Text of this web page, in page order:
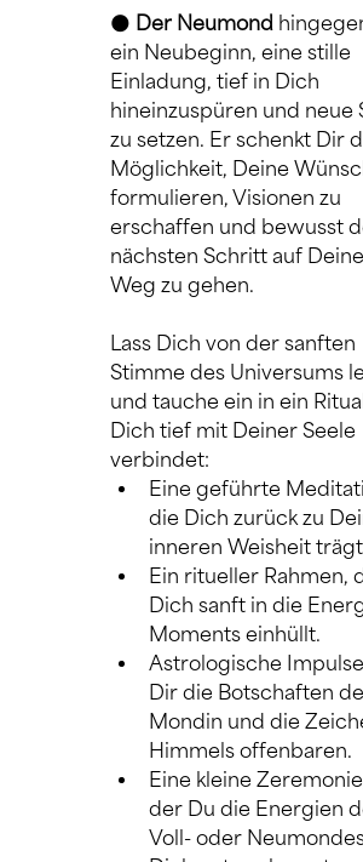
🌑 Der Neumond
ein Neubeginn, eine stille
Einladung, tief in Dich
hineinzuspüren und neue
zu setzen. Er schenkt Dir
Möglichkeit, Deine
formulieren, Visionen zu
erschaffen und bewusst
nächsten Schritt auf
Weg zu gehen.
Lass Dich von der sanften
Stimme des Universums
und tauche ein in ein
Dich tief mit Deiner Seele
verbindet:
Eine geführte
die Dich zurück zu
inneren Weisheit
Ein ritueller Rahmen,
Dich sanft in die
Moments einhüllt.
Astrologische
Dir die Botschaften
Mondin und die
Himmels offenbaren.
Eine kleine
der Du die Energien
Voll- oder